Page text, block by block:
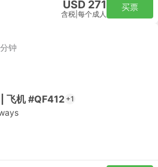
USD 271
含税 每个成人
买票
钟
飞机 #QF412 +1